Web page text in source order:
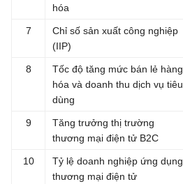
hóa
7
Chỉ số sản xuất công nghiệp
(IIP)
8
Tốc độ tăng mức bán lẻ hàng
hóa và doanh thu dịch vụ tiêu
dùng
9
Tăng trưởng thị trường
thương mại điện tử B2C
10
Tỷ lệ doanh nghiệp ứng dụng
thương mại điện tử